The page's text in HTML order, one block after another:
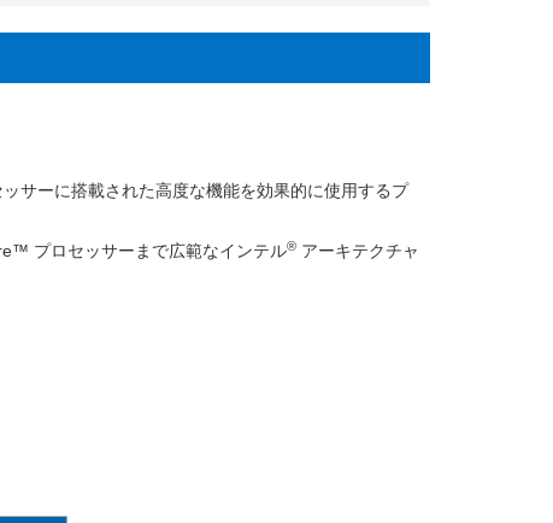
サーに搭載された高度な機能を効果的に使用するプ
プロセッサーまで広範なインテル®アーキテクチャ